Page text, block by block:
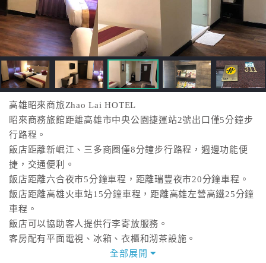
直
接
跟
飯
店
訂
房
HOT
特
色
民
宿
高雄昭來商旅Zhao Lai HOTEL
昭來商務旅館距離高雄市中央公園捷運站2號出口僅5分鐘步
行路程。
飯店距離新崛江、三多商圈僅8分鐘步行路程，週邊功能便
捷，交通便利。
飯店距離六合夜市5分鐘車程，距離瑞豐夜市20分鐘車程。
飯店距離高雄火車站15分鐘車程，距離高雄左營高鐵25分鐘
車程。
飯店可以協助客人提供行李寄放服務。
客房配有平面電視、冰箱、衣櫃和沏茶設施。
浴室設有淋浴設施、盥洗用品和吹風機。
全部展開